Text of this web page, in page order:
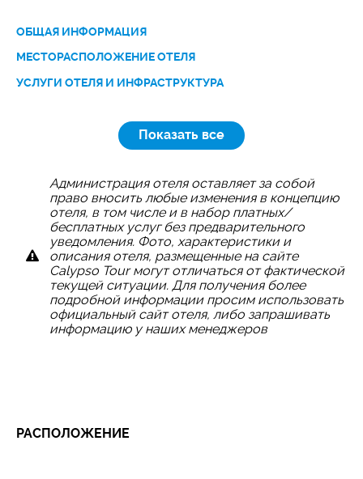
ОБЩАЯ ИНФОРМАЦИЯ
МЕСТОРАСПОЛОЖЕНИЕ ОТЕЛЯ
УСЛУГИ ОТЕЛЯ И ИНФРАСТРУКТУРА
Показать все
Администрация отеля оставляет за собой
право вносить любые изменения в концепцию
отеля, в том числе и в набор платных/
бесплатных услуг без предварительного
уведомления. Фото, характеристики и
описания отеля, размещенные на сайте
Calypso Tour могут отличаться от фактической
текущей ситуации. Для получения более
подробной информации просим использовать
официальный сайт отеля, либо запрашивать
информацию у наших менеджеров
РАСПОЛОЖЕНИЕ